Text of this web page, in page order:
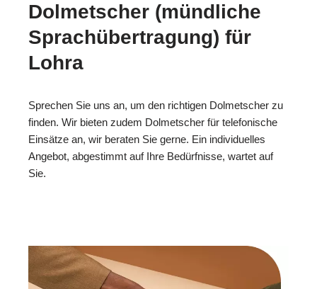
Dolmetscher (mündliche
Sprachübertragung) für
Lohra
Sprechen Sie uns an, um den richtigen Dolmetscher zu
finden. Wir bieten zudem Dolmetscher für telefonische
Einsätze an, wir beraten Sie gerne. Ein individuelles
Angebot, abgestimmt auf Ihre Bedürfnisse, wartet auf
Sie.